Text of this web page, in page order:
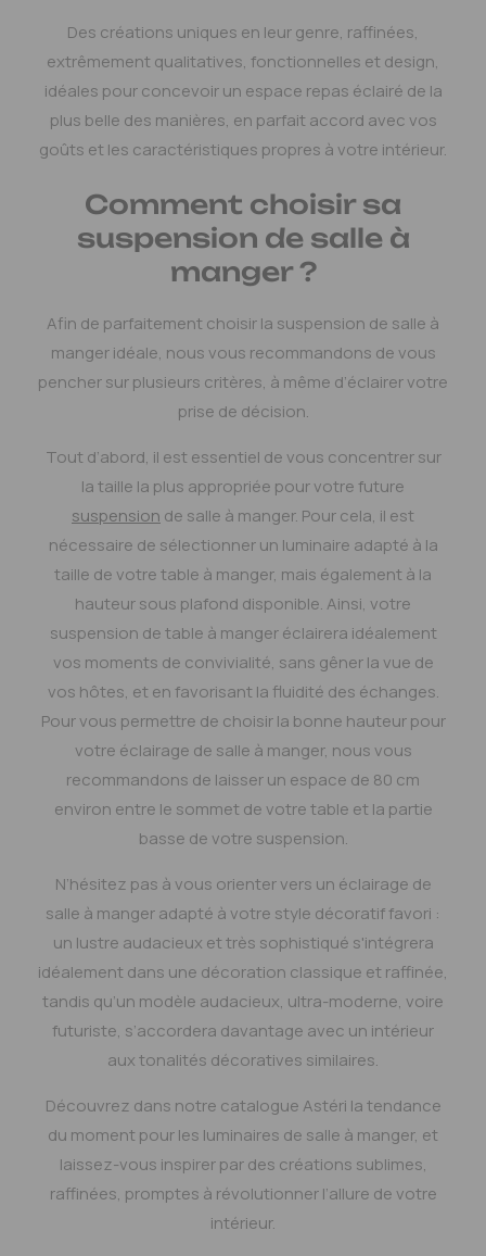
Des créations uniques en leur genre, raffinées,
extrêmement qualitatives, fonctionnelles et design,
idéales pour concevoir un espace repas éclairé de la
plus belle des manières, en parfait accord avec vos
goûts et les caractéristiques propres à votre intérieur.
Comment choisir sa
suspension de salle à
manger ?
Afin de parfaitement choisir la suspension de salle à
manger idéale, nous vous recommandons de vous
pencher sur plusieurs critères, à même d’éclairer votre
prise de décision.
Tout d’abord, il est essentiel de vous concentrer sur
la taille la plus appropriée pour votre future
suspension de salle à manger. Pour cela, il est
nécessaire de sélectionner un luminaire adapté à la
taille de votre table à manger, mais également à la
hauteur sous plafond disponible. Ainsi, votre
suspension de table à manger éclairera idéalement
vos moments de convivialité, sans gêner la vue de
vos hôtes, et en favorisant la fluidité des échanges.
Pour vous permettre de choisir la bonne hauteur pour
votre éclairage de salle à manger, nous vous
recommandons de laisser un espace de 80 cm
environ entre le sommet de votre table et la partie
basse de votre suspension.
N’hésitez pas à vous orienter vers un éclairage de
salle à manger adapté à votre style décoratif favori :
un lustre audacieux et très sophistiqué s'intégrera
idéalement dans une décoration classique et raffinée,
tandis qu’un modèle audacieux, ultra-moderne, voire
futuriste, s’accordera davantage avec un intérieur
aux tonalités décoratives similaires.
Découvrez dans notre catalogue Astéri la tendance
du moment pour les luminaires de salle à manger, et
laissez-vous inspirer par des créations sublimes,
raffinées, promptes à révolutionner l’allure de votre
intérieur.